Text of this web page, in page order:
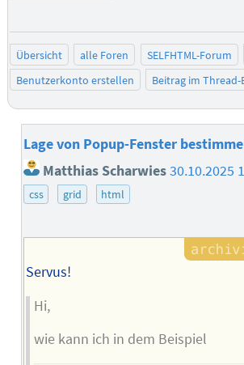
Übersicht alle Foren SELFHTML-Forum
Benutzerkonto erstellen
Beitrag im Thread-
Lage von Popup-Fenster
Matthias Scharwies30.10.2025
css grid html
Servus!
Hi,
wie kann ich in dem Beispiel